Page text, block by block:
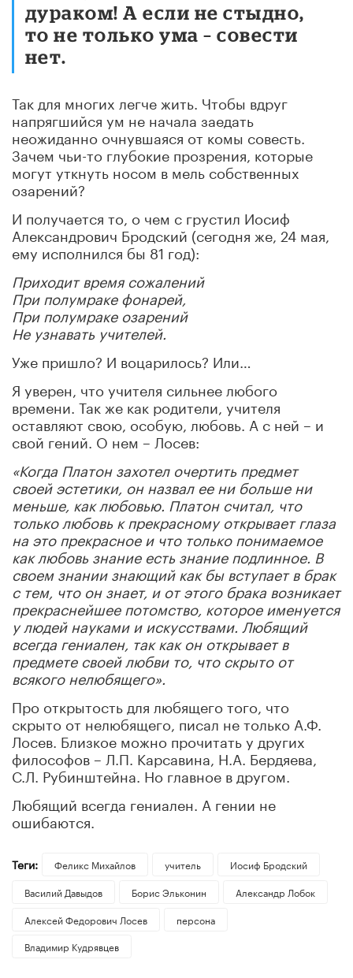
дураком! А если не стыдно,
то не только ума – совести
нет.
Так для многих легче жить. Чтобы вдруг
напрягшийся ум не начала заедать
неожиданно очнувшаяся от комы совесть.
Зачем чьи-то глубокие прозрения, которые
могут уткнуть носом в мель собственных
озарений?
И получается то, о чем с грустил Иосиф
Александрович Бродский (сегодня же, 24 мая,
ему исполнился бы 81 год):
Приходит время сожалений
При полумраке фонарей,
При полумраке озарений
Не узнавать учителей.
Уже пришло? И воцарилось? Или…
Я уверен, что учителя сильнее любого
времени. Так же как родители, учителя
оставляют свою, особую, любовь. А с ней – и
свой гений. О нем – Лосев:
«Когда Платон захотел очертить предмет
своей эстетики, он назвал ее ни больше ни
меньше, как любовью. Платон считал, что
только любовь к прекрасному открывает глаза
на это прекрасное и что только понимаемое
как любовь знание есть знание подлинное. В
своем знании знающий как бы вступает в брак
с тем, что он знает, и от этого брака возникает
прекраснейшее потомство, которое именуется
у людей науками и искусствами. Любящий
всегда гениален, так как он открывает в
предмете своей любви то, что скрыто от
всякого нелюбящего».
Про открытость для любящего того, что
скрыто от нелюбящего, писал не только А.Ф.
Лосев. Близкое можно прочитать у других
философов – Л.П. Карсавина, Н.А. Бердяева,
С.Л. Рубинштейна. Но главное в другом.
Любящий всегда гениален. А гении не
ошибаются.
Теги: Феликс Михайлов учитель
Иосиф Бродский
Василий Давыдов
Борис Эльконин
Александр Лобок
Алексей Федорович Лосев
персона
Владимир Кудрявцев